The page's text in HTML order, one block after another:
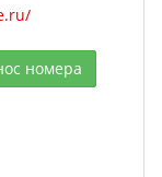
номера